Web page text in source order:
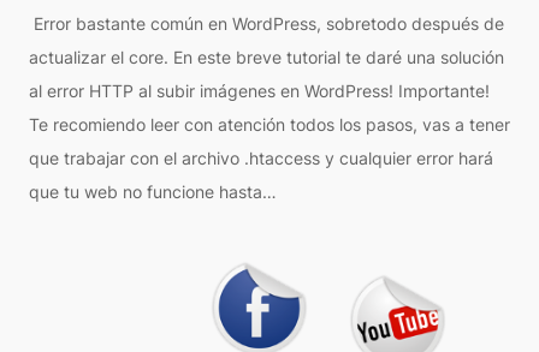
Error bastante común en WordPress, sobretodo después de
actualizar el core. En este breve tutorial te daré una solución
al error HTTP al subir imágenes en WordPress! Importante!
Te recomiendo leer con atención todos los pasos, vas a tener
que trabajar con el archivo .htaccess y cualquier error hará
que tu web no funcione hasta…